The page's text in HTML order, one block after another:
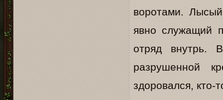
воротами.
явно служащий
отряд внутрь.
разрушенной
здоровался, кто-